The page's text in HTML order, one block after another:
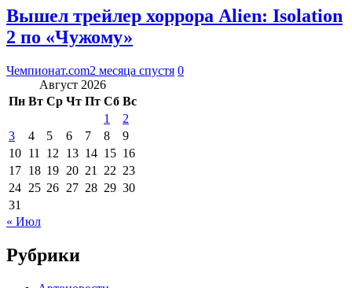
Вышел трейлер хоррора Alien: Isolation
2 по «Чужому»
Чемпионат.com2 месяца спустя 0
Август 2026
Пн Вт Ср Чт Пт Сб Вс
1
2
3
4 5 6 7 8
9
10 11 12 13 14 15 16
17 18 19 20 21 22 23
24 25 26 27 28 29 30
31
« Июл
Рубрики